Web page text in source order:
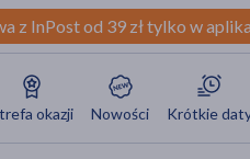
z InPost od 39 zł tylko w
okazji Nowości Krótkie